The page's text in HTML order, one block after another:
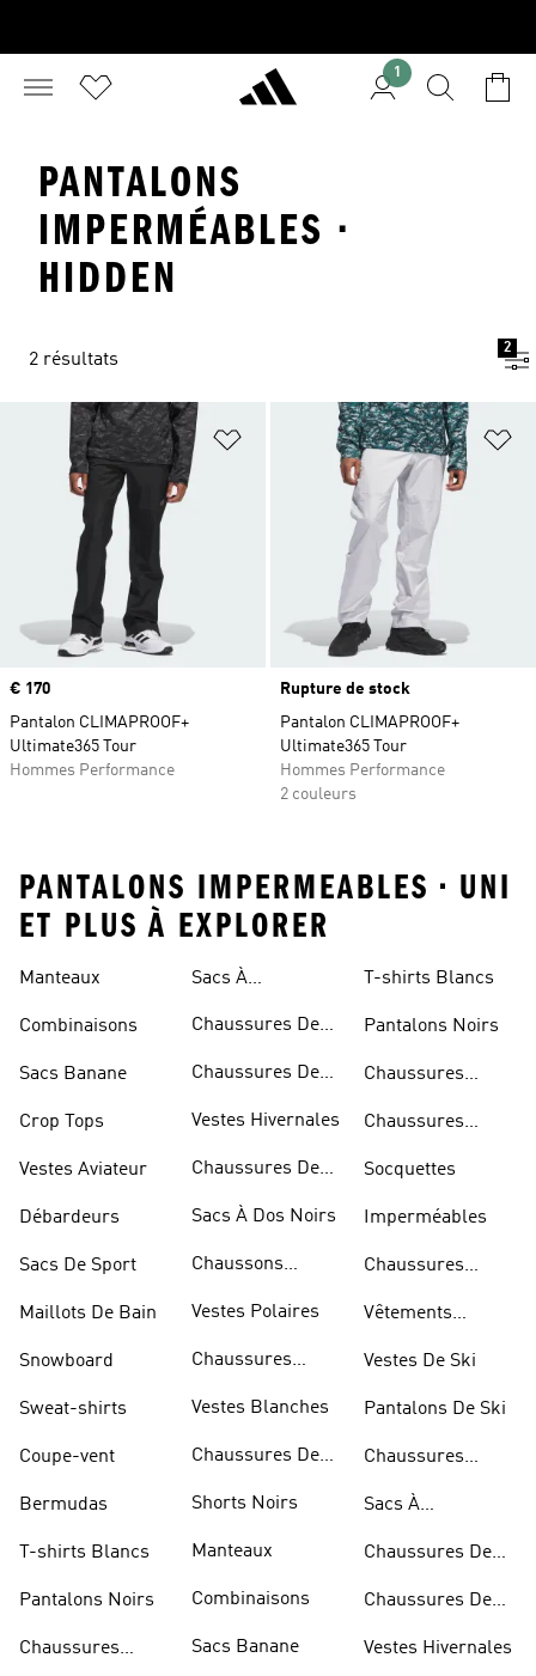
1
PANTALONS
IMPERMÉABLES ·
HIDDEN
2 résultats
2
Ajouter à la Liste de produits
Prix
€ 170
Pantalon CLIMAPROOF+
Ultimate365 Tour
Hommes Performance
Rupture de stock
Pantalon CLIMAPROOF+
Ultimate365 Tour
Hommes Performance
2 couleurs
PANTALONS IMPERMEABLES • UNI
ET PLUS À EXPLORER
Manteaux
Combinaisons
Sacs Banane
Crop Tops
Vestes Aviateur
Débardeurs
Sacs De Sport
Maillots De Bain
Snowboard
Sweat-shirts
Coupe-vent
Bermudas
T-shirts Blancs
Pantalons Noirs
Chaussures
Sacs À
Chaussures De
Chaussures De
Vestes Hivernales
Chaussures De
Sacs À Dos Noirs
Chaussons
Vestes Polaires
Chaussures
Vestes Blanches
Chaussures De
Shorts Noirs
Manteaux
Combinaisons
Sacs Banane
T-shirts Blancs
Pantalons Noirs
Chaussures
Chaussures
Socquettes
Imperméables
Chaussures
Vêtements
Vestes De Ski
Pantalons De Ski
Chaussures
Sacs À
Chaussures De
Chaussures De
Vestes Hivernales